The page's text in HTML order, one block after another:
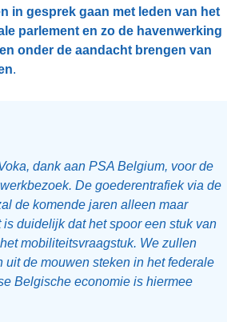
in gesprek gaan met leden van het
parlement en zo de havenwerking
onder de aandacht brengen van
.
dank aan PSA Belgium, voor de
De goederentrafiek via de
de komende jaren alleen maar
duidelijk dat het spoor een stuk van
mobiliteitsvraagstuk. We zullen
uit de mouwen steken in het federale
Belgische economie is hiermee